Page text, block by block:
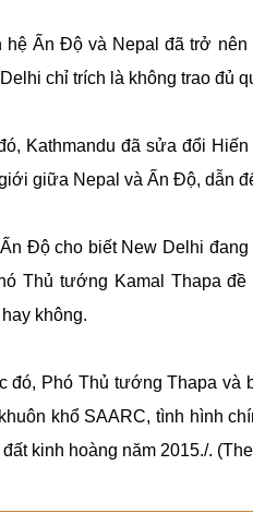
hệ Ấn Độ và Nepal đã trở
chỉ trích là không trao đủ
Kathmandu đã sửa đổi
giữa Nepal và Ấn Độ, dẫn
Độ cho biết New Delhi
Thủ tướng Kamal Thapa
không.
đó, Phó Thủ tướng Thapa và
khổ SAARC, tình hình
kinh hoàng năm 2015./.